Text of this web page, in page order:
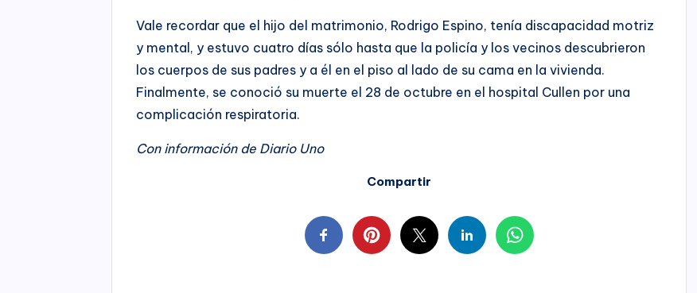
Vale recordar que el hijo del matrimonio, Rodrigo Espino, tenía discapacidad motriz
y mental, y estuvo cuatro días sólo hasta que la policía y los vecinos descubrieron
los cuerpos de sus padres y a él en el piso al lado de su cama en la vivienda.
Finalmente, se conoció su muerte el 28 de octubre en el hospital Cullen por una
complicación respiratoria.
Con información de Diario Uno
Compartir